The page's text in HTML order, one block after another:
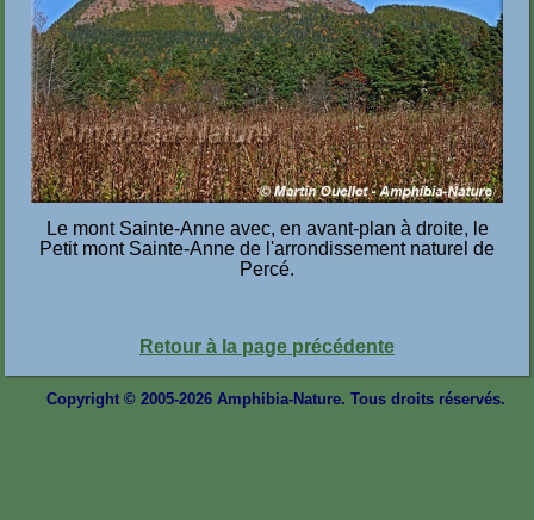
Le mont Sainte-Anne avec, en avant-plan à droite, le
Petit mont Sainte-Anne de l'arrondissement naturel de
Percé.
Retour à la page précédente
Copyright © 2005-2026 Amphibia-Nature. Tous droits réservés.